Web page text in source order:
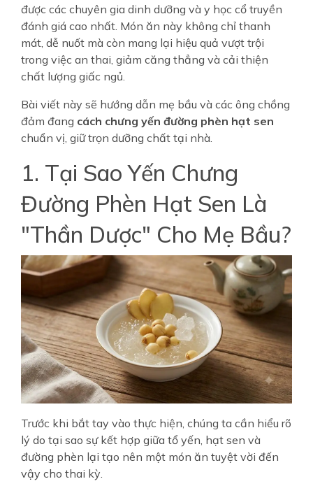
được các chuyên gia dinh dưỡng và y học cổ truyền
đánh giá cao nhất. Món ăn này không chỉ thanh
mát, dễ nuốt mà còn mang lại hiệu quả vượt trội
trong việc an thai, giảm căng thẳng và cải thiện
chất lượng giấc ngủ.
Bài viết này sẽ hướng dẫn mẹ bầu và các ông chồng
đảm đang cách chưng yến đường phèn hạt sen
chuẩn vị, giữ trọn dưỡng chất tại nhà.
1. Tại Sao Yến Chưng
Đường Phèn Hạt Sen Là
"Thần Dược" Cho Mẹ Bầu?
Trước khi bắt tay vào thực hiện, chúng ta cần hiểu rõ
lý do tại sao sự kết hợp giữa tổ yến, hạt sen và
đường phèn lại tạo nên một món ăn tuyệt vời đến
vậy cho thai kỳ.